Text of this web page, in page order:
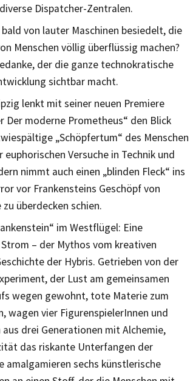
Dispatcher-Zentralen.
von lauter Maschinen besiedelt, die
Menschen völlig überflüssig machen?
der die ganze technokratische
sichtbar macht.
lenkt mit seiner neuen Premiere
Der moderne Prometheus“ den Blick
„Schöpfertum“ des Menschen
Versuche in Technik und
nimmt auch einen „blinden Fleck“ ins
vor Frankensteins Geschöpf von
überdecken schien.
im Westflügel: Eine
– der Mythos vom kreativen
der Hybris. Getrieben von der
der Lust am gemeinsamen
wegen gewohnt, tote Materie zum
wagen vier FigurenspielerInnen und
drei Generationen mit Alchemie,
das riskante Unterfangen der
amalgamieren sechs künstlerische